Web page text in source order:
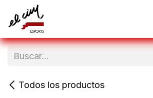
Ir al contenido
Todos los productos